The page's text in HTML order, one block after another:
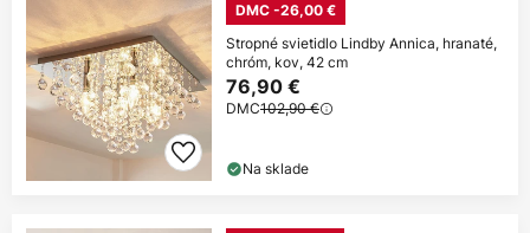
DMC -26,00 €
Stropné svietidlo Lindby Annica, hranaté,
chróm, kov, 42 cm
76,90 €
DMC102,90 €
Na sklade